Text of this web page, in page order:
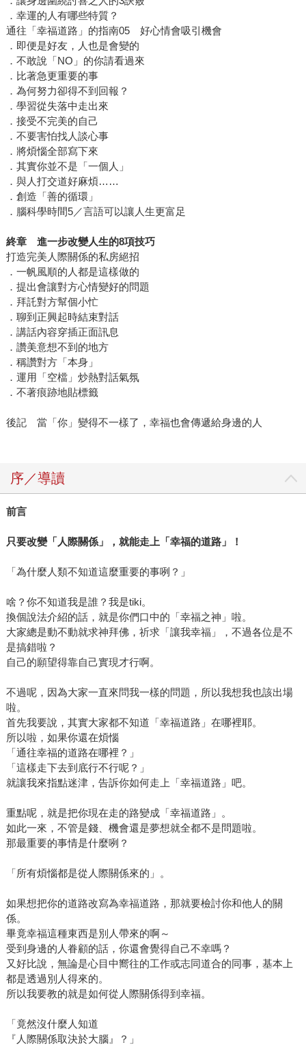
．幸運的人有哪些特質？
通往「幸福道路」的指南05 好心情會吸引機會
．即便是好友，人也是會變的
．不敢說「NO」的你請看過來
．比著急更重要的事
．為何努力卻得不到回報？
．學習從失落中走出來
．接受不完美的自己
．不要害怕找人談心事
．將煩惱全部寫下來
．其實你並不是「一個人」
．與人打交道好麻煩……
．創造「善的循環」
．腦科學時間5／言語可以讓人生更富足
終章 進一步改變人生的8項技巧
打造完美人際關係的私房絕招
．一帆風順的人都是這樣做的
．提出會讓對方心情變好的問題
．拜託對方幫個小忙
．聊到正興起時結束對話
．講話內容穿插正面訊息
．讚美意想不到的地方
．稱讚對方「本身」
．運用「空檔」炒熱對話氣氛
．不著痕跡地貼標籤
後記 當「你」變得不一樣了，幸福也會傳遞給身邊的人
序／導讀
前言
只要改變「人際關係」，就能走上「幸福的道路」！
「為什麼人類不知道這麼重要的事咧？」
啥？你不知道我是誰？我是tiki。
換個說法介紹的話，就是你們口中的「幸福之神」啦。
大家總是動不動就求神拜佛，祈求「讓我幸福」，不過各位是不
是搞錯啦？
自己的願望得靠自己實現才行啊。
不過呢，因為大家一直來問我一樣的問題，所以我想我也該出場
啦。
首先我要說，其實大家都不知道「幸福道路」在哪裡耶。
所以啦，如果你還在煩惱
「通往幸福的道路在哪裡？」
「這樣走下去到底行不行呢？」
就讓我來指點迷津，告訴你如何走上「幸福道路」吧。
重點呢，就是把你現在走的路變成「幸福道路」。
如此一來，不管是錢、機會還是夢想就全都不是問題啦。
那最重要的事情是什麼咧？
「所有煩惱都是從人際關係來的」。
如果想把你的道路改寫為幸福道路，那就要檢討你和他人的關
係。
畢竟幸福這種東西是別人帶來的啊～
受到身邊的人眷顧的話，你還會覺得自己不幸嗎？
又好比說，無論是心目中嚮往的工作或志同道合的同事，基本上
都是透過別人得來的。
所以我要教的就是如何從人際關係得到幸福。
「竟然沒什麼人知道
『人際關係取決於大腦』？」